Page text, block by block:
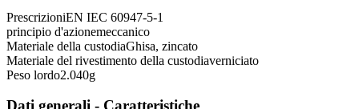
PrescrizioniEN IEC 60947-5-1
principio d'azionemeccanico
Materiale della custodiaGhisa, zincato
Materiale del rivestimento della custodiaverniciato
Peso lordo2.040g